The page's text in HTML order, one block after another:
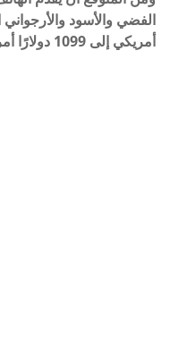
أمريكي إلى 1099 دولارًا أمريكي.